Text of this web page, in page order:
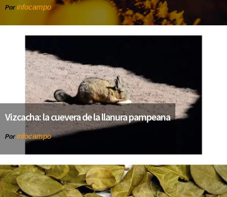
Por infocampo
Vizcacha: la cuevera de la llanura pampeana
Por infocampo